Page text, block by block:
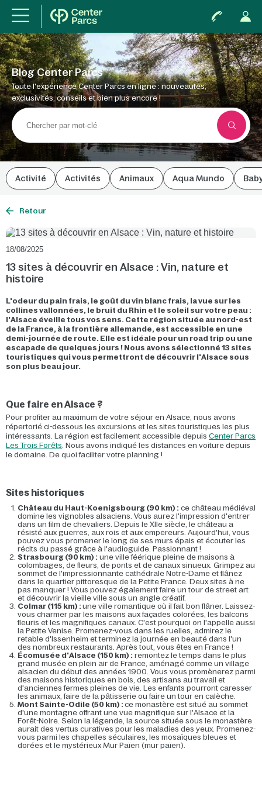
Blog Center Parcs
Toute l'expérience Center Parcs en ligne : nouveautés,
exclusivités, conseils et bien plus encore !
Activité Activités Animaux Aqua Mundo
Retour
18/08/2025
13 sites à découvrir en Alsace : Vin, nature et
histoire
L'odeur du pain frais, le goût du vin blanc frais, la vue sur les
collines vallonnées, le bruit du Rhin et le soleil sur votre peau :
l'Alsace éveille tous vos sens. Cette région située au nord-est
de la France, à la frontière allemande, est accessible en une
demi-journée de route. Elle est idéale pour un road trip ou une
escapade de quelques jours ! Nous avons sélectionné 13 sites
touristiques qui vous permettront de découvrir l'Alsace sous
son plus beau jour.
Que faire en Alsace ?
Pour profiter au maximum de votre séjour en Alsace, nous avons
répertorié ci-dessous les excursions et les sites touristiques les plus
intéressants. La région est facilement accessible depuis Center Parcs
Les Trois Forêts. Nous avons indiqué les distances en voiture depuis
le domaine. De quoi faciliter votre planning !
Sites historiques
Château du Haut-Koenigsbourg (90 km) : ce château médiéval
domine les vignobles alsaciens. Vous aurez l'impression d'entrer
dans un film de chevaliers. Depuis le XIIe siècle, le château a
résisté aux guerres, aux rois et aux empereurs. Aujourd'hui, vous
pouvez vous promener le long de ses murs épais et écouter les
récits du passé grâce à l'audioguide. Passionnant !
Strasbourg (90 km) : une ville féérique pleine de maisons à
colombages, de fleurs, de ponts et de canaux sinueux. Grimpez au
sommet de l'impressionnante cathédrale Notre-Dame et flânez
dans le quartier pittoresque de la Petite France. Deux sites à ne
pas manquer ! Vous pouvez également faire un tour de street art
et découvrir la vieille ville sous un angle créatif.
Colmar (115 km) :une ville romantique où il fait bon flâner. Laissez-
vous charmer par les maisons aux façades colorées, les balcons
fleuris et les magnifiques canaux. C'est pourquoi on l'appelle aussi
la Petite Venise. Promenez-vous dans les ruelles, admirez le
retable d'Issenheim et terminez la journée en beauté dans l'un
des nombreux restaurants. Après tout, vous êtes en France !
Écomusée d'Alsace (150 km) : remontez le temps dans le plus
grand musée en plein air de France, aménagé comme un village
alsacien du début des années 1900. Vous vous promènerez parmi
des maisons historiques en bois, des artisans au travail et
d'anciennes fermes pleines de vie. Les enfants pourront caresser
les animaux, faire de la pâtisserie ou faire un tour en calèche.
Mont Sainte-Odile (50 km) :ce monastère est situé au sommet
d'une montagne offrant une vue magnifique sur l'Alsace et la
Forêt-Noire. Selon la légende, la source située sous le monastère
aurait des vertus curatives pour les maladies des yeux. Promenez-
vous parmi les chapelles séculaires, les mosaïques bleues et
dorées et le mystérieux Mur Païen (mur païen).